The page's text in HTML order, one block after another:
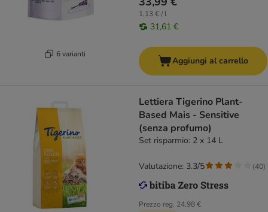
6 varianti
1,13 € / l
31,61 €
Aggiungi al carrello
Lettiera Tigerino Plant-
Based Mais - Sensitive
(senza profumo)
Set risparmio: 2 x 14 L
Prezzo reg. 24,98 €
Valutazione: 3.3/5 (40)